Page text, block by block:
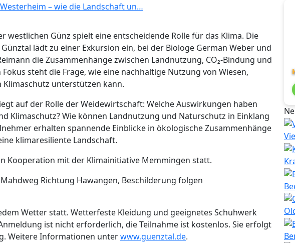
westlichen Günz spielt eine entscheidende Rolle für das Klima. Die
lädt zu einer Exkursion ein, bei der Biologe German Weber und
die Zusammenhänge zwischen Landnutzung, CO₂-Bindung und
steht die Frage, wie eine nachhaltige Nutzung von Wiesen,
unterstützen kann.
auf der Rolle der Weidewirtschaft: Welche Auswirkungen haben
Klimaschutz? Wie können Landnutzung und Naturschutz in Einklang
erhalten spannende Einblicke in ökologische Zusammenhänge
klimaresiliente Landschaft.
Kooperation mit der Klimainitiative Memmingen statt.
Richtung Hawangen, Beschilderung folgen
Wetter statt. Wetterfeste Kleidung und geeignetes Schuhwerk
ist nicht erforderlich, die Teilnahme ist kostenlos. Sie erfolgt
Weitere Informationen unterwww.guenztal.de.